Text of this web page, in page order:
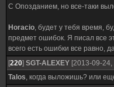
С Опозданием, но все-таки
Horacio, будет у тебя время,
предмет ошибок. Я писал все
всего есть ошибки все равно,
[220] SGT-ALEXEY [2013-09-24,
Talos, когда выложишь? или